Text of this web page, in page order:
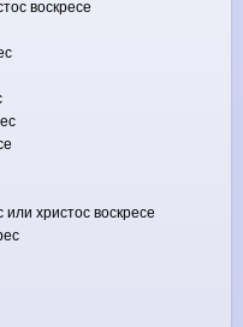
воскресе
или христос воскресе